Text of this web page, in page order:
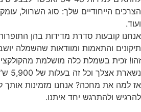
הצרכים הייחודיים שלך: סוג השרוול,
ועוד.
אנחנו קובעות סדרת מדידות בהן
תיקונים והתאמות ומוודאות שהשמלה
זהו! זכית בשמלת כלה מושלמת
נשארת אצלך וכל זה בעלות של 5,900 ש”ח.
אז למה את מחכה? אנחנו מזמינות אותך
להרגיש ולהתרגש יחד איתנו.